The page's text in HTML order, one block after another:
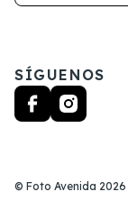
SÍGUENOS
© Foto Avenida 2026